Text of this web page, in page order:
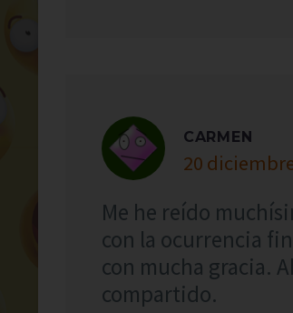
CARMEN
20
Me he reído
con la ocurrencia
con mucha gracia.
compartido.